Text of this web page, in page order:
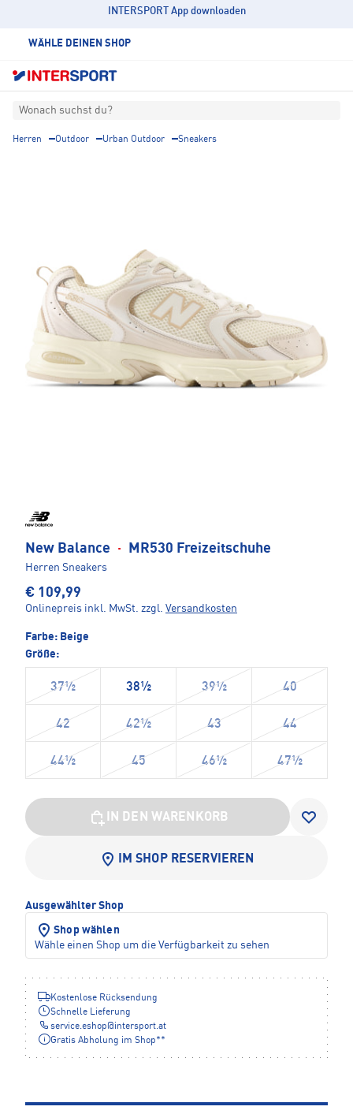
INTERSPORT App downloaden
WÄHLE DEINEN SHOP
Wonach suchst du?
Herren Outdoor Urban Outdoor Sneakers
New Balance · MR530 Freizeitschuhe
Herren Sneakers
€ 109,99
Onlinepreis inkl. MwSt. zzgl. Versandkosten
Farbe: Beige
Größe:
37½ 38½ 39½ 40
42 42½ 43 44
44½ 45 46½ 47½
IN DEN WARENKORB
IM SHOP RESERVIEREN
Ausgewählter Shop
Shop wählen
Wähle einen Shop um die Verfügbarkeit zu sehen
Kostenlose Rücksendung
Schnelle Lieferung
service.eshop@intersport.at
Gratis Abholung im Shop**